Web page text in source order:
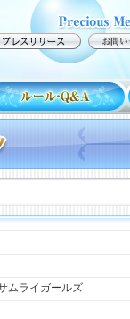
ムライガールズ